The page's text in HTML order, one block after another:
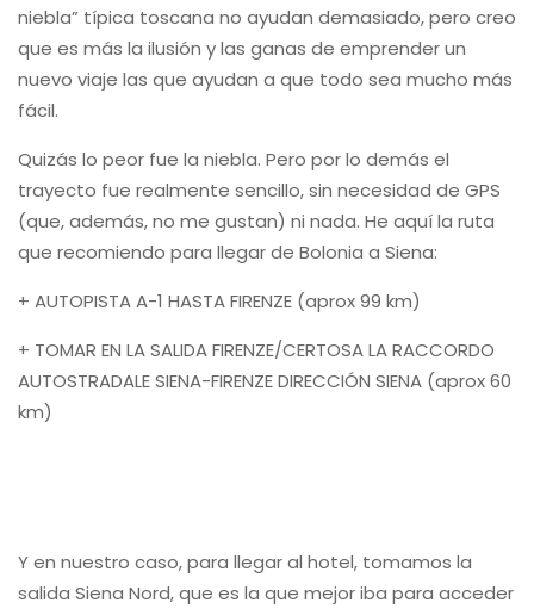
niebla” típica toscana no ayudan demasiado, pero creo
que es más la ilusión y las ganas de emprender un
nuevo viaje las que ayudan a que todo sea mucho más
fácil.
Quizás lo peor fue la niebla. Pero por lo demás el
trayecto fue realmente sencillo, sin necesidad de GPS
(que, además, no me gustan) ni nada. He aquí la ruta
que recomiendo para llegar de Bolonia a Siena:
+ AUTOPISTA A-1 HASTA FIRENZE (aprox 99 km)
+ TOMAR EN LA SALIDA FIRENZE/CERTOSA LA RACCORDO
AUTOSTRADALE SIENA-FIRENZE DIRECCIÓN SIENA (aprox 60
km)
Y en nuestro caso, para llegar al hotel, tomamos la
salida Siena Nord, que es la que mejor iba para acceder